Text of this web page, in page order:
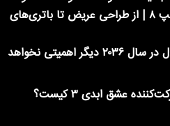
۸ اولترا و Z فلیپ ۸ | از طراحی عریض تا باتری‌های
ایلان ماسک: پول در سال ۲۰۳۶ دیگر اهمیتی نخواهد
عشق ابدی ۳ کیست؟